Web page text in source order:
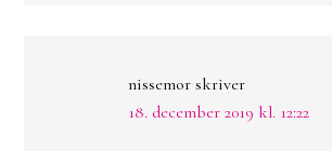
nissemor skriver
18. december 2019 kl. 12:22